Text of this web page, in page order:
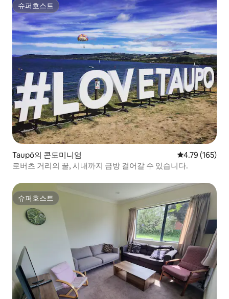
슈퍼호스트
슈퍼호스트
Taupō의 콘도미니엄 평점 4.79점(5
4.79 (165)
로버츠 거리의 꿀, 시내까지 금방 걸어갈 수 있습니다.
슈퍼호스트
슈퍼호스트